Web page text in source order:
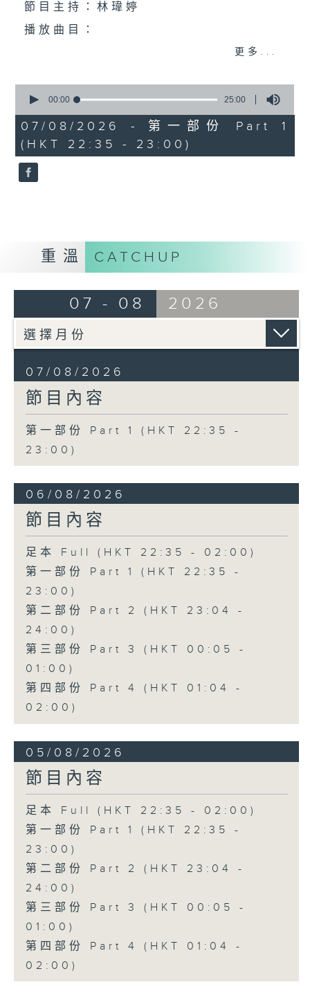
有更親切的感受。
節目主持：林瑋婷
播放曲目：
1. 「俏駙馬偷看公主」
由 彭熾權、盧筱萍 主唱
由 劉善初、白鳳瑛 主唱
4. 「還我山河還我妻之劫後重逢」
由 李龍、尹飛燕 主唱
5. 「光緒皇血井喚珍妃」
由 文千歲 主唱
節目時間：0100-0200
節目名稱：越劇欣賞
節目主持：陳箋
「花為媒(一)」
由 周雅琴、楊文蔚、朱祝芬、傅頌英
主唱
更多...
seconds
25
minutes,
0
seconds
00:00 25:00
07/08/2026 - 第一部份 Part 1
(HKT 22:35 - 23:00)
重溫 CATCHUP
07 - 08 2026
07/08/2026
節目內容
第一部份 Part 1 (HKT 22:35 -
23:00)
06/08/2026
節目內容
足本 Full (HKT 22:35 - 02:00)
第一部份 Part 1 (HKT 22:35 -
23:00)
第二部份 Part 2 (HKT 23:04 -
24:00)
第三部份 Part 3 (HKT 00:05 -
01:00)
第四部份 Part 4 (HKT 01:04 -
02:00)
05/08/2026
節目內容
足本 Full (HKT 22:35 - 02:00)
第一部份 Part 1 (HKT 22:35 -
23:00)
第二部份 Part 2 (HKT 23:04 -
24:00)
第三部份 Part 3 (HKT 00:05 -
01:00)
第四部份 Part 4 (HKT 01:04 -
02:00)